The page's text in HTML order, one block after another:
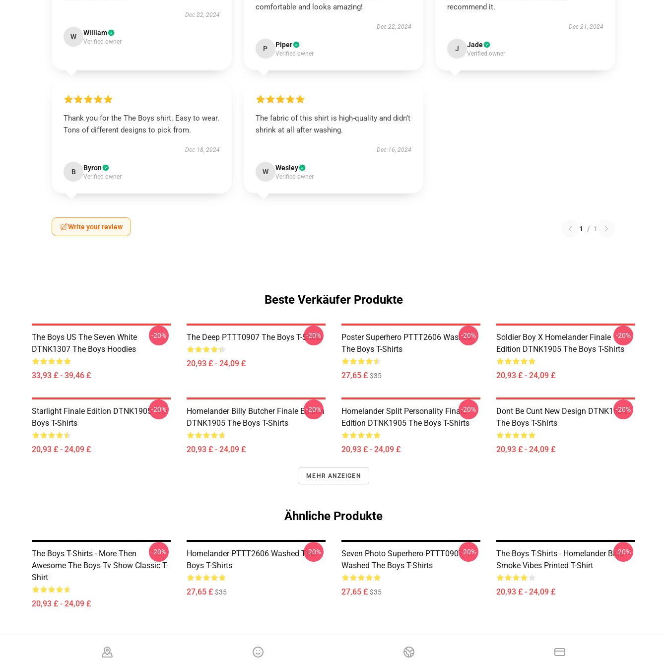
Dec 22, 2024
W William
Verified owner
comfortable and looks amazing!
Dec 22, 2024
P Piper
Verified owner
recommend it.
Dec 21, 2024
J Jade
Verified owner
Thank you for the The Boys shirt. Easy to wear.
Tons of different designs to pick from.
Dec 18, 2024
B Byron
Verified owner
The fabric of this shirt is high-quality and didn’t
shrink at all after washing.
Dec 16, 2024
W Wesley
Verified owner
Write your review 1 / 1
Beste Verkäufer Produkte
The Boys US The Seven White
DTNK1307 The Boys Hoodies
33,93 £ - 39,46 £
-20% The Deep PTTT0907 The Boys T-Shirts
20,93 £ - 24,09 £
-20%
Poster Superhero PTTT2606 Washed
The Boys T-Shirts
27,65 £ $35
-20%
Soldier Boy X Homelander Finale
Edition DTNK1905 The Boys T-Shirts
20,93 £ - 24,09 £
-20%
Starlight Finale Edition DTNK1905 The
Boys T-Shirts
20,93 £ - 24,09 £
-20%
Homelander Billy Butcher Finale Edition
DTNK1905 The Boys T-Shirts
20,93 £ - 24,09 £
-20%
Homelander Split Personality Finale
Edition DTNK1905 The Boys T-Shirts
20,93 £ - 24,09 £
-20%
Dont Be Cunt New Design DTNK1604
The Boys T-Shirts
20,93 £ - 24,09 £
-20%
MEHR ANZEIGEN
Ähnliche Produkte
The Boys T-Shirts - More Then
Awesome The Boys Tv Show Classic T-
Shirt
20,93 £ - 24,09 £
-20%
Homelander PTTT2606 Washed The
Boys T-Shirts
27,65 £ $35
-20%
Seven Photo Superhero PTTT0907
Washed The Boys T-Shirts
27,65 £ $35
-20%
The Boys T-Shirts - Homelander Blue
Smoke Vibes Printed T-Shirt
20,93 £ - 24,09 £
-20%